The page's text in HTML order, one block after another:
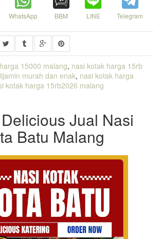
WhatsApp BBM LINE Telegram
15000 malang, nasi kotak harga 15rb
murah dan enak, nasi kotak harga
kotak harga 15rb2026 malang
Jual Nasi
Batu Malang